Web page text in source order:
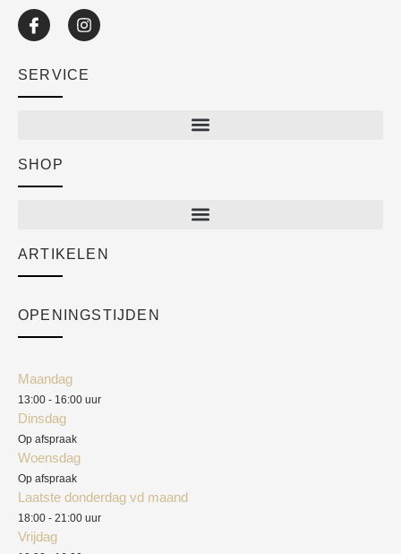
SERVICE
Academy
SHOP
ARTIKELEN
OPENINGSTIJDEN
Maandag
13:00 - 16:00 uur
Dinsdag
Op afspraak
Woensdag
Op afspraak
Laatste donderdag vd maand
18:00 - 21:00 uur
Vrijdag